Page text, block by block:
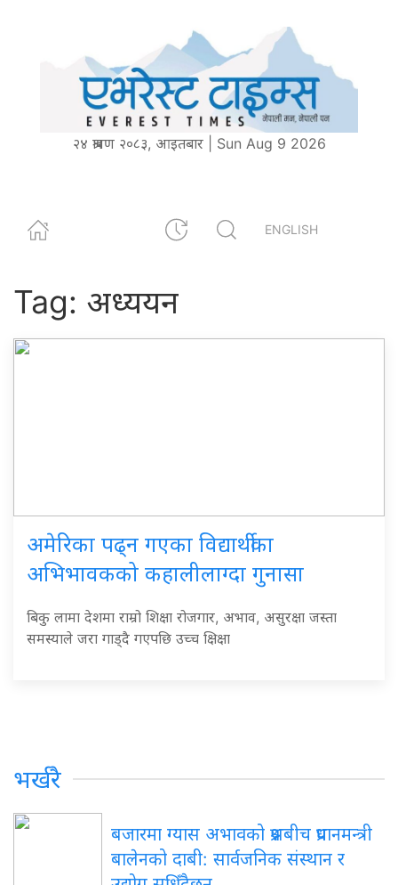
२४ श्रावण २०८३, आइतबार | Sun Aug 9 2026
ENGLISH
Tag: अध्ययन
अमेरिका पढ्न गएका विद्यार्थीका
अभिभावकको कहालीलाग्दा गुनासा
बिकु लामा देशमा राम्रो शिक्षा रोजगार, अभाव, असुरक्षा जस्ता
समस्याले जरा गाड्दै गएपछि उच्च क्षिक्षा
भर्खरै
बजारमा ग्यास अभावको प्रश्नबीच प्रधानमन्त्री
बालेनको दाबी: सार्वजनिक संस्थान र